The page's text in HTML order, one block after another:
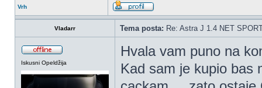
Vrh
Vladarr Tema posta: Re: Astra J 1.4 NET
Iskusni Opeldžija
Hvala vam puno na
Kad sam je kupio bas